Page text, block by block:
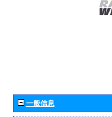
一般信息